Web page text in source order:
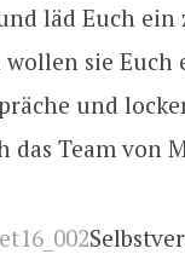
läd Euch ein
wollen sie
und
das Team von